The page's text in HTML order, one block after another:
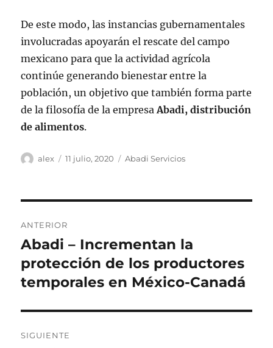
De este modo, las instancias gubernamentales
involucradas apoyarán el rescate del campo
mexicano para que la actividad agrícola
continúe generando bienestar entre la
población, un objetivo que también forma parte
de la filosofía de la empresaAbadi, distribución
de alimentos.
Autor
alex
Publicado
11 julio, 2020 Categorías
Abadi Servicios
de
entradas
ANTERIOR
Entrada
anterior:
Abadi – Incrementan la
protección de los productores
temporales en México-Canadá
SIGUIENTE